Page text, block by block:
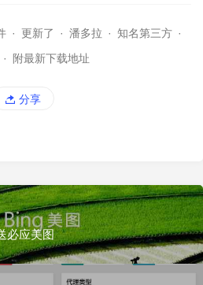
· 更新了 · 潘多拉 · 知名第三方 ·
· 附最新下载地址
分享
必应美图